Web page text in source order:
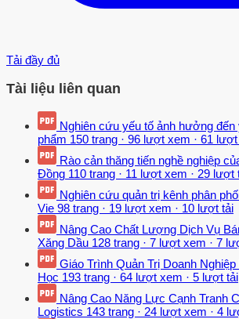
Tải đầy đủ
Tài liệu liên quan
Nghiên cứu yếu tố ảnh hưởng
phẩm 150 trang · 96 lượt xem · 61 lượt
Rào cản thăng tiến nghề nghiệp
Đồng 110 trang · 11 lượt xem · 29 lượt
Nghiên cứu quản trị kênh phân
Vie 98 trang · 19 lượt xem · 10 lượt tải
Nâng Cao Chất Lượng Dịch Vụ
Xăng Dầu 128 trang · 7 lượt xem · 7
Giáo Trình Quản Trị Doanh
Học 193 trang · 64 lượt xem · 5 lượt tải
Nâng Cao Năng Lực Cạnh Tranh
Logistics 143 trang · 24 lượt xem · 4